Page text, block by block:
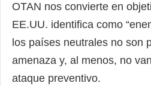
OTAN nos convierte en
EE.UU. identifica como
los países neutrales no son
amenaza y, al menos, no
ataque preventivo.